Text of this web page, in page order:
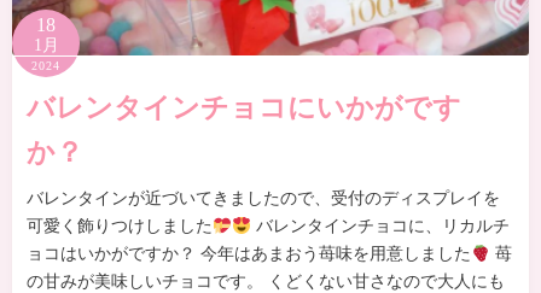
18
1月
2024
バレンタインチョコにいかがです
か？
バレンタインが近づいてきましたので、受付のディスプレイを
可愛く飾りつけしました
バレンタインチョコに、リカルチ
ョコはいかがですか？ 今年はあまおう苺味を用意しました
苺
の甘みが美味しいチョコです。 くどくない甘さなので大人にも